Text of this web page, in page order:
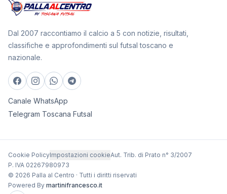
Dal 2007 raccontiamo il calcio a 5 con notizie, risultati,
classifiche e approfondimenti sul futsal toscano e
nazionale.
Canale WhatsApp
Telegram Toscana Futsal
Cookie PolicyImpostazioni cookieAut. Trib. di Prato n° 3/2007
P. IVA 02267980973
© 2026 Palla al Centro · Tutti i diritti riservati
Powered By martinifrancesco.it